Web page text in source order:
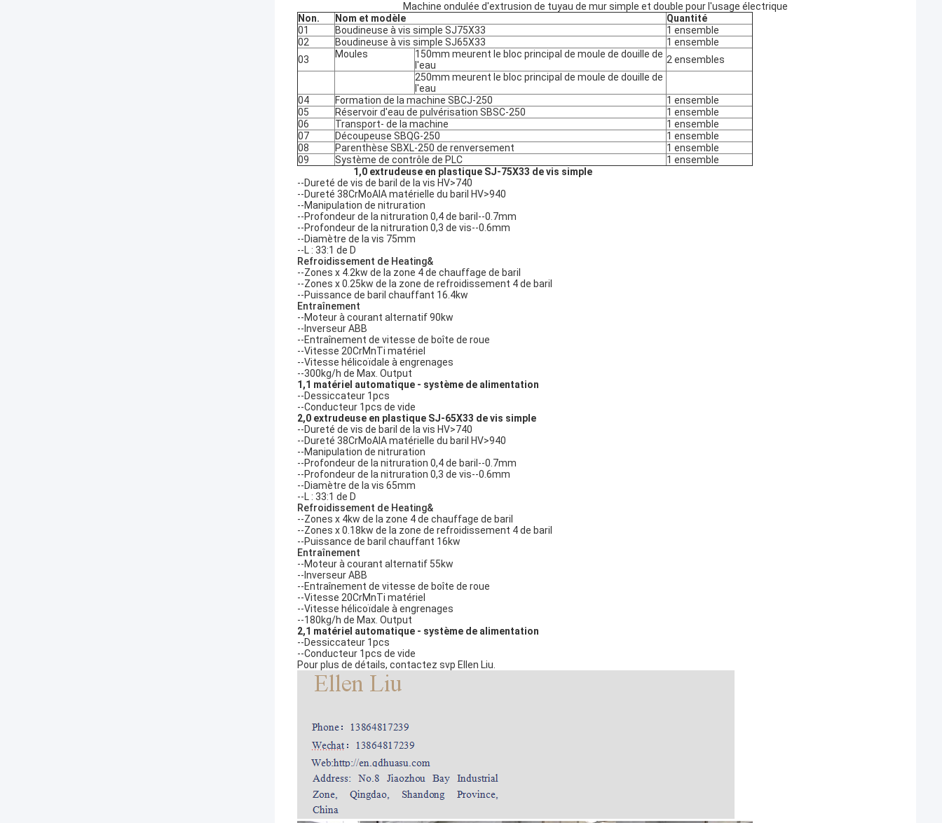
Machine ondulée d'extrusion de tuyau de mur simple et double pour l'usage électrique
Non.
Nom et modèle
Quantité
01
Boudineuse à vis simple SJ75X33
1 ensemble
02
Boudineuse à vis simple SJ65X33
1 ensemble
03
Moules
150mm meurent le bloc principal de moule de douille de
l'eau
2 ensembles
250mm meurent le bloc principal de moule de douille de
l'eau
04
Formation de la machine SBCJ-250
1 ensemble
05
Réservoir d'eau de pulvérisation SBSC-250
1 ensemble
06
Transport- de la machine
1 ensemble
07
Découpeuse SBQG-250
1 ensemble
08
Parenthèse SBXL-250 de renversement
1 ensemble
09
Système de contrôle de PLC
1 ensemble
1,0 extrudeuse en plastique SJ-75X33 de vis simple
--Dureté de vis de baril de la vis HV>740
--Dureté 38CrMoAlA matérielle du baril HV>940
--Manipulation de nitruration
--Profondeur de la nitruration 0,4 de baril--0.7mm
--Profondeur de la nitruration 0,3 de vis--0.6mm
--Diamètre de la vis 75mm
--L : 33:1 de D
Refroidissement de Heating&
--Zones x 4.2kw de la zone 4 de chauffage de baril
--Zones x 0.25kw de la zone de refroidissement 4 de baril
--Puissance de baril chauffant 16.4kw
Entraînement
--Moteur à courant alternatif 90kw
--Inverseur ABB
--Entraînement de vitesse de boîte de roue
--Vitesse 20CrMnTi matériel
--Vitesse hélicoïdale à engrenages
--300kg/h de Max. Output
1,1 matériel automatique - système de alimentation
--Dessiccateur 1pcs
--Conducteur 1pcs de vide
2,0 extrudeuse en plastique SJ-65X33 de vis simple
--Dureté de vis de baril de la vis HV>740
--Dureté 38CrMoAlA matérielle du baril HV>940
--Manipulation de nitruration
--Profondeur de la nitruration 0,4 de baril--0.7mm
--Profondeur de la nitruration 0,3 de vis--0.6mm
--Diamètre de la vis 65mm
--L : 33:1 de D
Refroidissement de Heating&
--Zones x 4kw de la zone 4 de chauffage de baril
--Zones x 0.18kw de la zone de refroidissement 4 de baril
--Puissance de baril chauffant 16kw
Entraînement
--Moteur à courant alternatif 55kw
--Inverseur ABB
--Entraînement de vitesse de boîte de roue
--Vitesse 20CrMnTi matériel
--Vitesse hélicoïdale à engrenages
--180kg/h de Max. Output
2,1 matériel automatique - système de alimentation
--Dessiccateur 1pcs
--Conducteur 1pcs de vide
Pour plus de détails, contactez svp Ellen Liu.